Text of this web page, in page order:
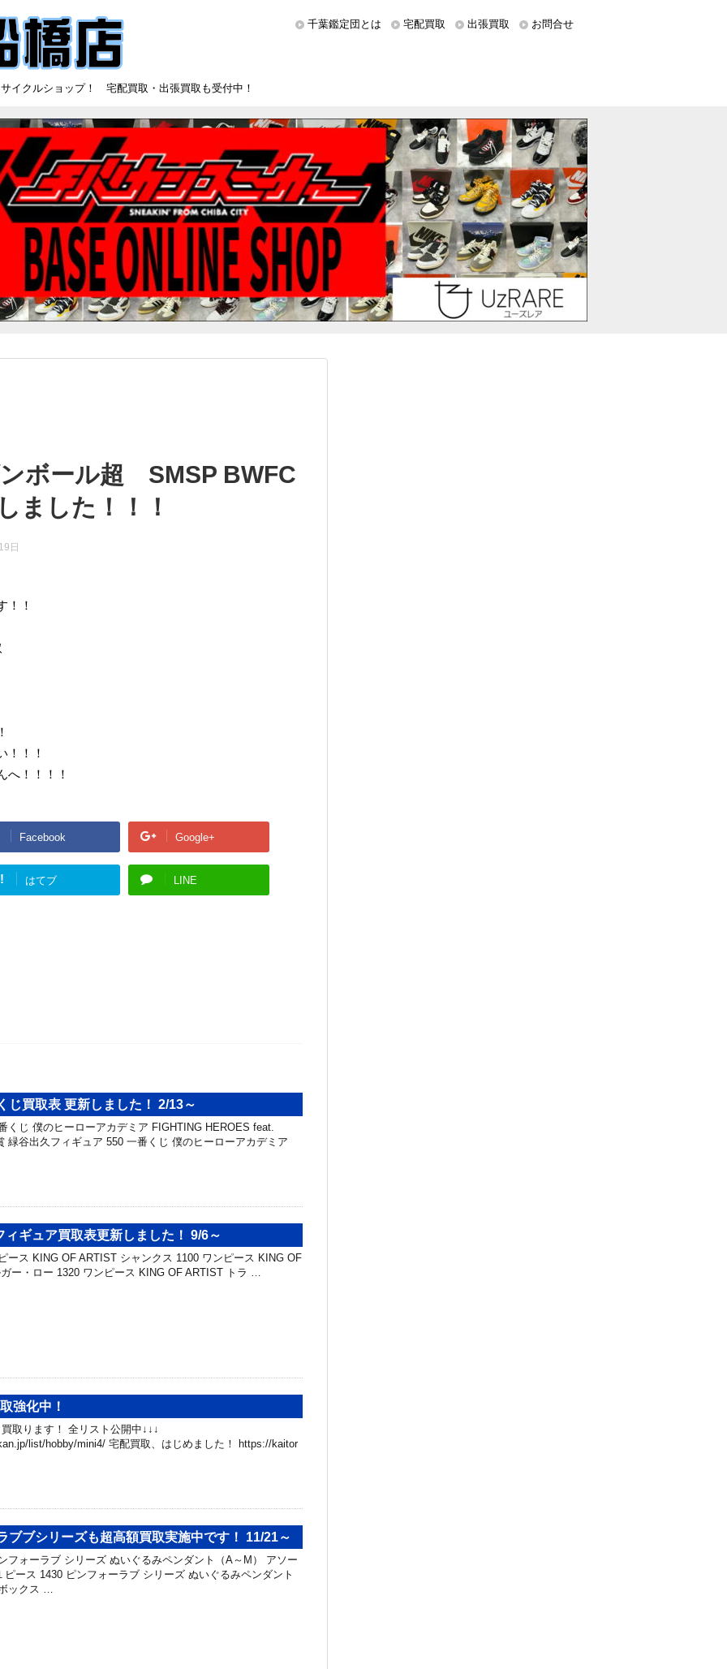
イクルショップ！ 宅配買取・出張買取も受付中！
千葉鑑定団とは 宅配買取 出張買取 お問合せ
ボール超 SMSP BWFC
ました！！！
日
！！
！！！
へ！！！！
Facebook Google+
はてブ LINE
じ買取表 更新しました！ 2/13～
くじ 僕のヒーローアカデミア FIGHTING HEROES feat.
緑谷出久フィギュア 550 一番くじ 僕のヒーローアカデミア
ィギュア買取表更新しました！ 9/6～
ース KING OF ARTIST シャンクス 1100 ワンピース KING OF
ー・ロー 1320 ワンピース KING OF ARTIST トラ …
強化中！
取ります！ 全リスト公開中↓↓↓
list/hobby/mini4/ 宅配買取、はじめました！ https://kaitor
ブブシリーズも超高額買取実施中です！ 11/21～
フォーラブ シリーズ ぬいぐるみペンダント（A～M） アソー
ピース 1430 ピンフォーラブ シリーズ ぬいぐるみペンダント
ックス …